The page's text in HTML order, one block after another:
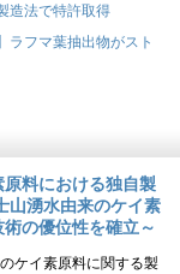
造法で特許取得
ラフマ葉抽出物がスト
料における独自製
山湧水由来のケイ素
の優位性を確立～
ケイ素原料に関する製